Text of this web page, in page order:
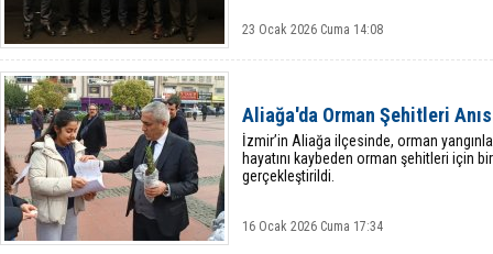
23 Ocak 2026 Cuma 14:08
Aliağa'da Orman Şehitleri
İzmir’in Aliağa ilçesinde, orman
hayatını kaybeden orman şehitleri için
gerçekleştirildi.
16 Ocak 2026 Cuma 17:34